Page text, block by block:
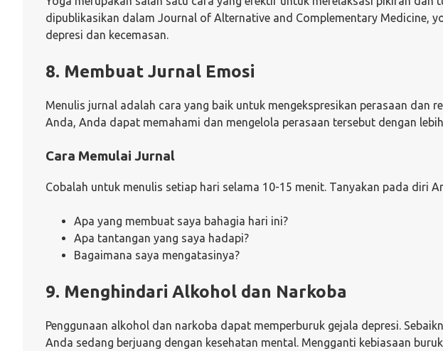
dipublikasikan dalam Journal of Alternative and Complementary Medicine,
depresi dan kecemasan.
8. Membuat Jurnal Emosi
Menulis jurnal adalah cara yang baik untuk mengekspresikan perasaan dan
Anda, Anda dapat memahami dan mengelola perasaan tersebut dengan
Cara Memulai Jurnal
Cobalah untuk menulis setiap hari selama 10-15 menit. Tanyakan pada diri
Apa yang membuat saya bahagia hari ini?
Apa tantangan yang saya hadapi?
Bagaimana saya mengatasinya?
9. Menghindari Alkohol dan Narkoba
Penggunaan alkohol dan narkoba dapat memperburuk gejala depresi.
Anda sedang berjuang dengan kesehatan mental. Mengganti kebiasaan